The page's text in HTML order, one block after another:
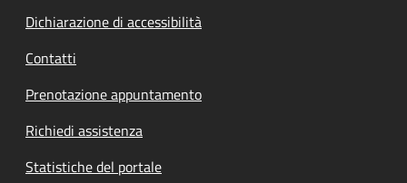
Dichiarazione di accessibilità
Contatti
Prenotazione appuntamento
Richiedi assistenza
Statistiche del portale